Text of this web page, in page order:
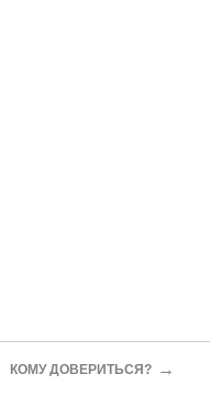
КОМУ ДОВЕРИТЬСЯ? →